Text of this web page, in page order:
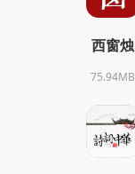
西窗烛
75.94MB